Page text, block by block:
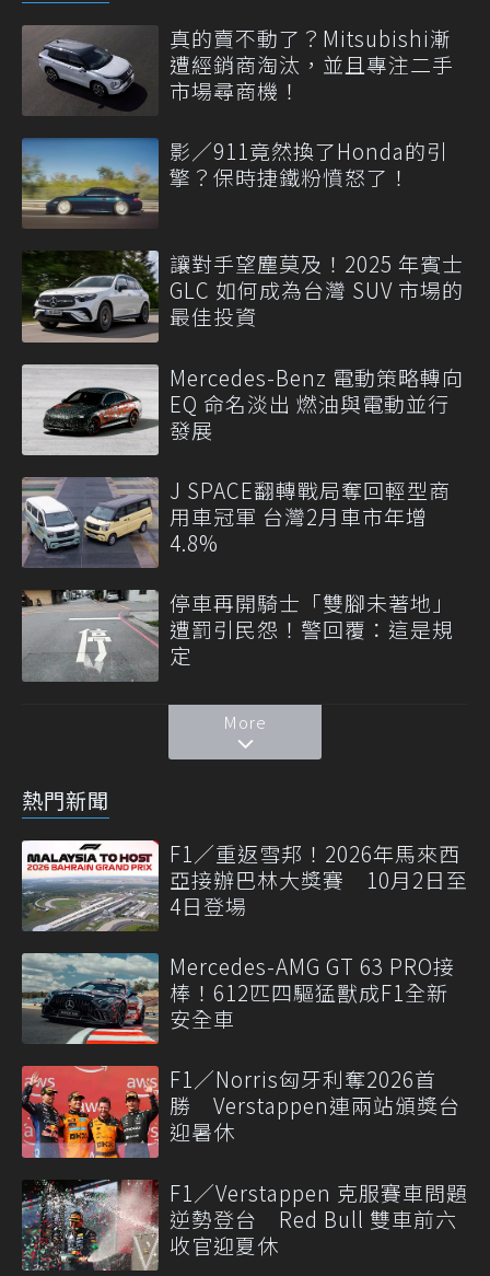
真的賣不動了？Mitsubishi漸
遭經銷商淘汰，並且專注二手
市場尋商機！
影／911竟然換了Honda的引
擎？保時捷鐵粉憤怒了！
讓對手望塵莫及！2025 年賓士
GLC 如何成為台灣 SUV 市場的
最佳投資
Mercedes-Benz 電動策略轉向
EQ 命名淡出 燃油與電動並行
發展
J SPACE翻轉戰局奪回輕型商
用車冠軍 台灣2月車市年增
4.8%
停車再開騎士「雙腳未著地」
遭罰引民怨！警回覆：這是規
定
More
熱門新聞
F1／重返雪邦！2026年馬來西
亞接辦巴林大獎賽 10月2日至
4日登場
Mercedes-AMG GT 63 PRO接
棒！612匹四驅猛獸成F1全新
安全車
F1／Norris匈牙利奪2026首
勝 Verstappen連兩站頒獎台
迎暑休
F1／Verstappen 克服賽車問題
逆勢登台 Red Bull 雙車前六
收官迎夏休